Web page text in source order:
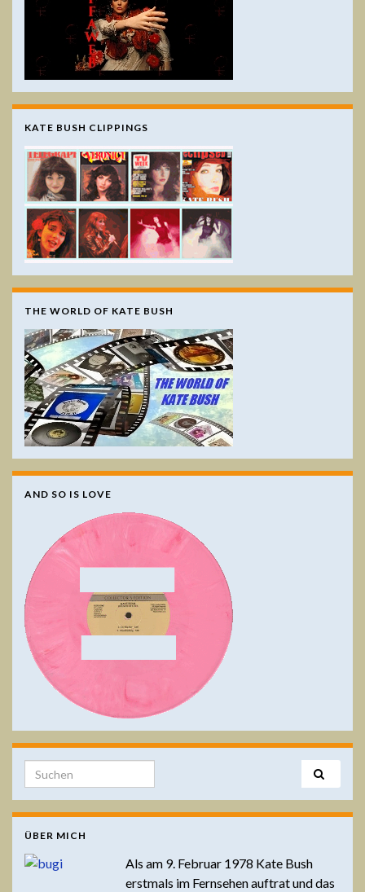
KATE BUSH CLIPPINGS
THE WORLD OF KATE BUSH
AND SO IS LOVE
Search for:
ÜBER MICH
Als am 9. Februar 1978 Kate Bush
erstmals im Fernsehen auftrat und das